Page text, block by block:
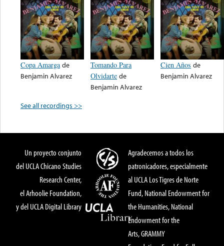
Copa Amarga de
Benjamin Alvarez
Tomando Para
Olvidarte de
Benjamin Alvarez
Cien Años de
Benjamin Alvarez
See all recordings >>
Un proyecto conjunto
del UCLA Chicano Studies
Research Center,
el Arhoolie Foundation,
y del UCLA Digital Library
Agradecemos a todos los
patronicadores, especialmente
al UCLA Los Tigres de Norte
Fund, National Endowment for
the Humanities, National
Endowment for the
Arts, GRAMMY